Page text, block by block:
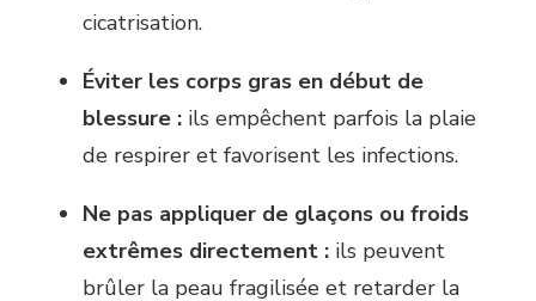
cicatrisation.
Éviter les corps gras en début de
blessure : ils empêchent parfois la plaie
de respirer et favorisent les infections.
Ne pas appliquer de glaçons ou froids
extrêmes directement : ils peuvent
brûler la peau fragilisée et retarder la